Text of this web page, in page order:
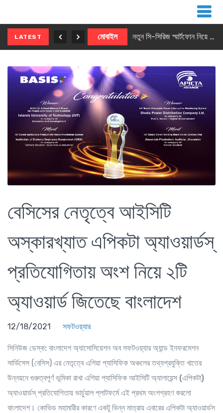
LATEST মোবাইল নতুন সি-সিরিজ স্মার্টফোন নিয়ে আসছে রিয়েলমি
বেসিসের নেতৃত্বে আইসিটি
অস্কারখ্যাত এপিকটা অ্যাওয়ার্ডস্
প্রতিযোগিতায় অংশ নিয়ে ২টি
অ্যাওয়ার্ড জিতেছে বাংলাদেশ
12/18/2021 সফটওয়্যার
সিনিউজ ডেস্ক: বাংলাদেশ অ্যাসোসিয়েশন অব সফটওয়্যার অ্যান্ড ইনফরমেশন
সার্ভিসেস (বেসিস) এর নেতৃত্বে এশিয়া প্যাসিফিক অঞ্চলের তথ্যপ্রযুক্তি খাতের
উন্নয়নে গুরুত্বপূর্ণ ভূমিকা রাখা এশিয়া প্যাসিফিক আইসিটি অ্যালায়েন্স (এপিকটা)
অ্যাওয়ার্ডস্‌ প্রতিযোগিতায় ভার্চুয়াল প্লাটফর্মে এই প্রথম অংশগ্রহণ করলো
বাংলাদেশ। কোভিড মহামারীর কারণে একটু ভিন্ন মাত্রায় এবারের এপিকটা অ্যাওয়ার্ডস